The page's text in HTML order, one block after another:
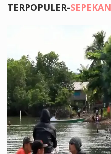
TERPOPULER-SEPEKAN